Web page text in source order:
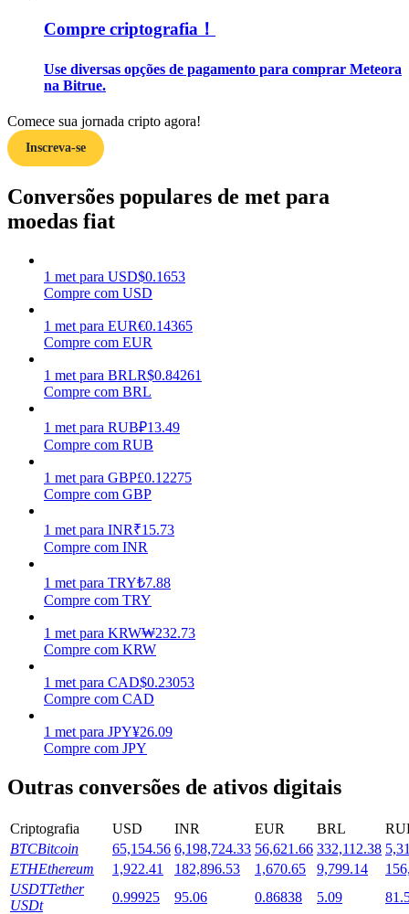
Aprenda como se manter lucrativo
Porquinho poderoso
Estacamento
Altos retornos e acesso instantâneo
Launchpool
Staking flexível para ganhar tokens populares.
Compre criptografia！
Use diversas opções de pagamento para comprar Meteora
na Bitrue.
Comece sua jornada cripto agora!
Inscreva-se
Conversões populares de met para
moedas fiat
1 met para USD$0.1653
Compre com USD
1 met para EUR€0.14365
Compre com EUR
1 met para BRLR$0.84261
Compre com BRL
1 met para RUB₽13.49
Compre com RUB
1 met para GBP£0.12275
Compre com GBP
1 met para INR₹15.73
Compre com INR
1 met para TRY₺7.88
Compre com TRY
1 met para KRW₩232.73
Compre com KRW
1 met para CAD$0.23053
Compre com CAD
1 met para JPY¥26.09
Compre com JPY
Outras conversões de ativos digitais
Criptografia USD INR EUR BRL
BTCBitcoin 65,154.56 6,198,724.33 56,621.66 332,112.38
ETHEthereum 1,922.41 182,896.53 1,670.65 9,799.14
USDTTether
USDt
0.99925 95.06 0.86838 5.09